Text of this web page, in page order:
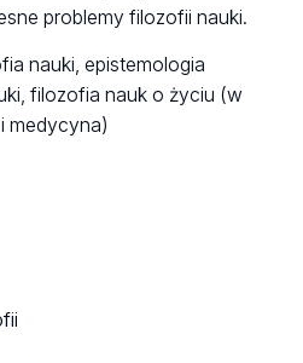
problemy filozofii nauki.
nauki, epistemologia
filozofia nauk o życiu (w
medycyna)